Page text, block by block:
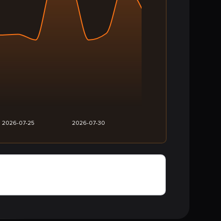
2026-07-25 2026-07-30